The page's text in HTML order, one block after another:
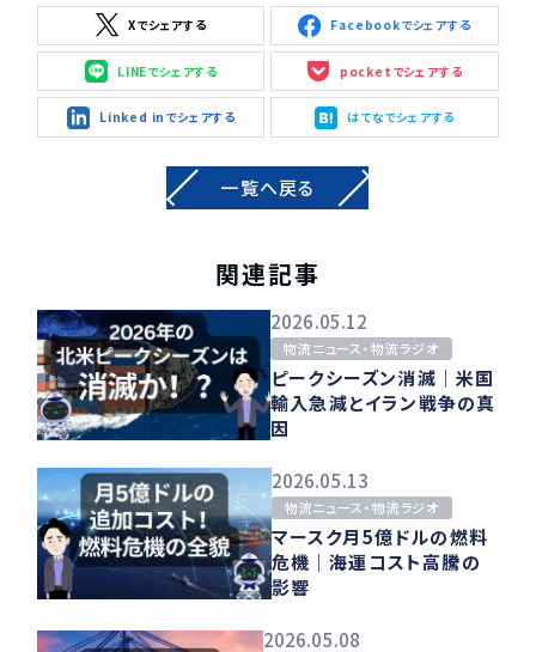
Xでシェアする Facebookでシェアする
LINEでシェアする pocketでシェアする
Linked inでシェアする はてなでシェアする
一覧へ戻る
関連記事
2026.05.12
物流ニュース・物流ラジオ
ピークシーズン消滅｜米国
輸入急減とイラン戦争の真
因
2026.05.13
物流ニュース・物流ラジオ
マースク月5億ドルの燃料
危機｜海運コスト高騰の
影響
2026.05.08